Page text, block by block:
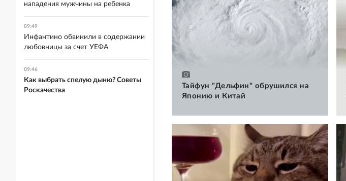
Тайфун "Дельфин" обрушился на
Японию и Китай
нападения мужчины на ребенка
09:49
Инфантино обвинили в содержании
любовницы за счет УЕФА
09:46
Как выбрать спелую дыню? Советы
Роскачества